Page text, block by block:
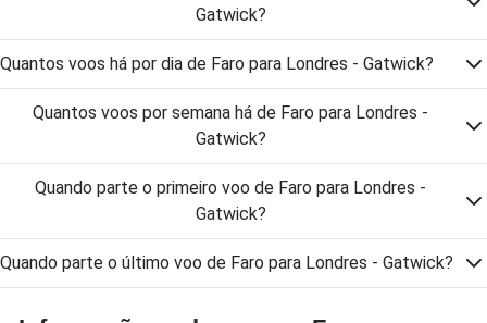
Gatwick?
Quantos voos há por dia de Faro para Londres - Gatwick?
Quantos voos por semana há de Faro para Londres -
Gatwick?
Quando parte o primeiro voo de Faro para Londres -
Gatwick?
Quando parte o último voo de Faro para Londres - Gatwick?